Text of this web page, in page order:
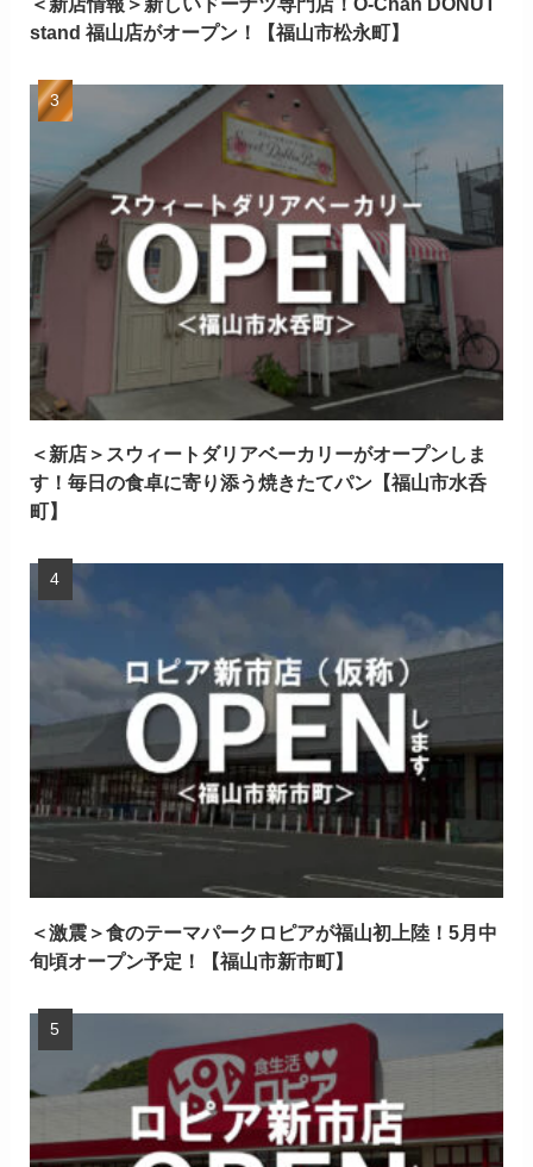
stand 福山店がオープン！【福山市松永町】
＜新店＞スウィートダリアベーカリーがオープンしま
す！毎日の食卓に寄り添う焼きたてパン【福山市水呑
町】
＜激震＞食のテーマパークロピアが福山初上陸！5月中
旬頃オープン予定！【福山市新市町】